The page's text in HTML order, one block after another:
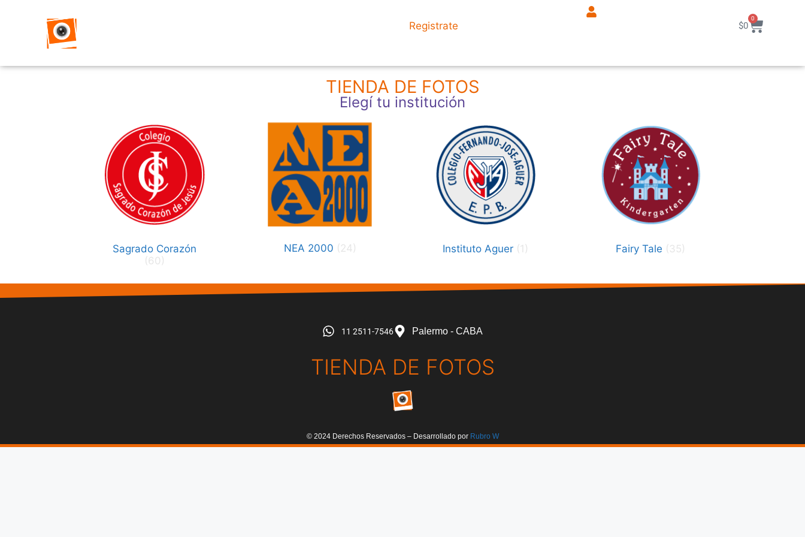
Registrate $0
0
TIENDA DE FOTOS
Elegí tu institución
Sagrado Corazón
(60)
NEA 2000 (24) Instituto Aguer (1) Fairy Tale (35)
11 2511-7546 Palermo - CABA
TIENDA DE FOTOS
© 2024 Derechos Reservados – Desarrollado por Rubro W